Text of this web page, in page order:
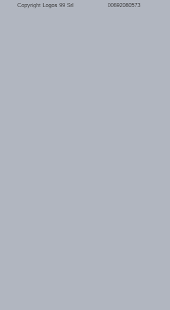
Copyright Logos 99 Srl 00892080573